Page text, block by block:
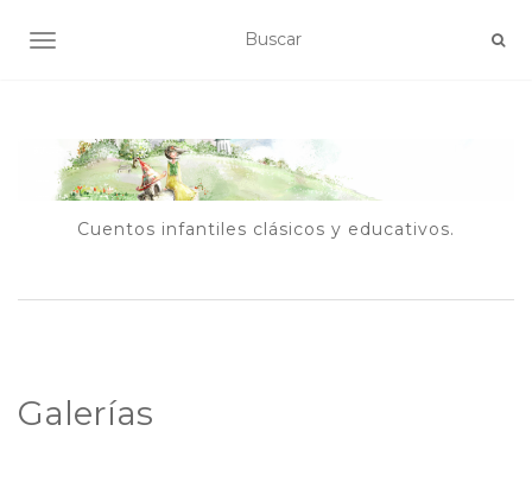
ALTERNAR NAVEGACIÓN
Cuentos infantiles clásicos y educativos.
Galerías